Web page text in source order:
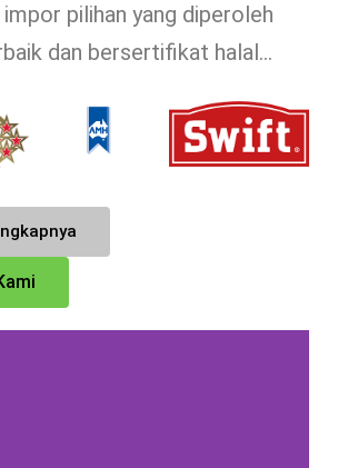
impor pilihan yang diperoleh
dan bersertifikat halal…